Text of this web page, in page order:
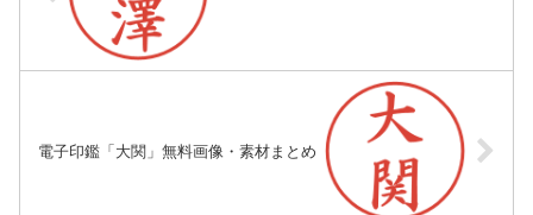
電子印鑑「大関」無料画像・素材まとめ